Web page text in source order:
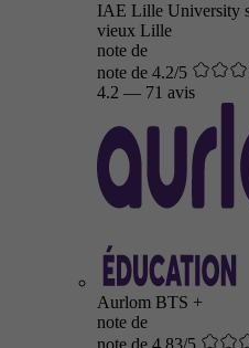
IAE Lille University
vieux Lille
note de
note de 4.2/5
4.2 — 71 avis
Aurlom BTS +
note de
note de 4.83/5